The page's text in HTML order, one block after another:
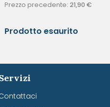
Prezzo precedente: 21,90 €
Prodotto esaurito